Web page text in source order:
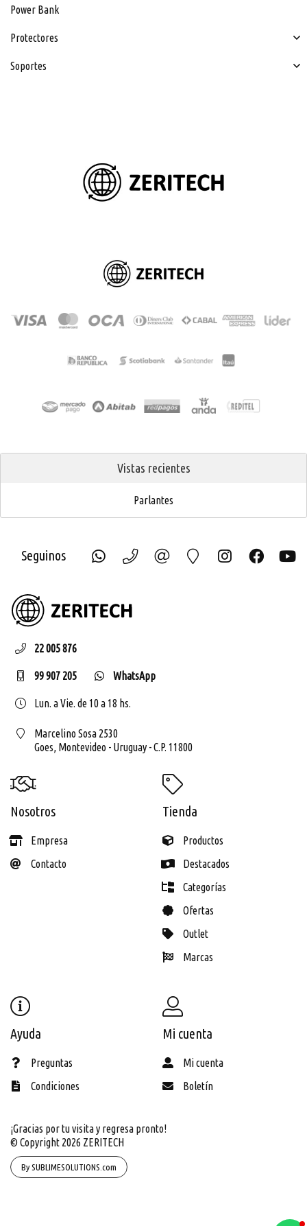
Power Bank
Protectores
Soportes
Vistas recientes
Parlantes
Seguinos
22 005 876
99 907 205 WhatsApp
Lun. a Vie. de 10 a 18 hs.
Marcelino Sosa 2530
Goes, Montevideo - Uruguay - C.P. 11800
Nosotros
Empresa
Contacto
Tienda
Productos
Destacados
Categorías
Ofertas
Outlet
Marcas
Ayuda
Preguntas
Condiciones
Mi cuenta
Mi cuenta
Boletín
¡Gracias por tu visita y regresa pronto!
© Copyright 2026 ZERITECH
By SUBLIMESOLUTIONS.com